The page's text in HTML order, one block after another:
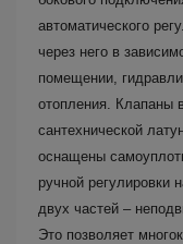
автоматического
через него в
помещении,
отопления. Клапаны
сантехнической
оснащены
ручной регулировки
двух частей –
Это позволяет